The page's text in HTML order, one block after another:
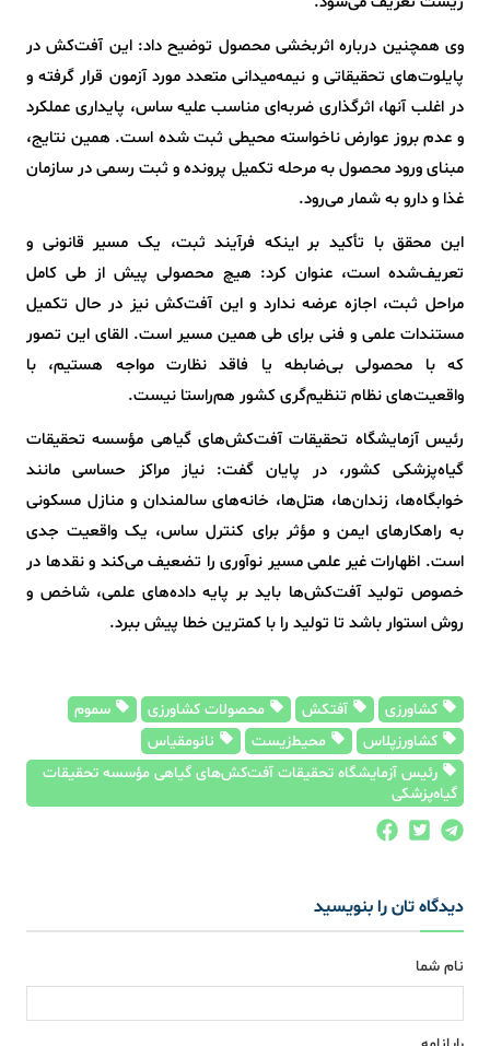
وی همچنین درباره اثربخشی محصول توضیح داد: این آفت‌کش در
پایلوت‌های تحقیقاتی و نیمه‌میدانی متعدد مورد آزمون قرار گرفته و
در اغلب آنها، اثرگذاری ضربه‌ای مناسب علیه ساس، پایداری عملکرد
و عدم بروز عوارض ناخواسته محیطی ثبت شده است. همین نتایج،
مبنای ورود محصول به مرحله تکمیل پرونده و ثبت رسمی در سازمان
غذا و دارو به شمار می‌رود.
این محقق با تأکید بر اینکه فرآیند ثبت، یک مسیر قانونی و
تعریف‌شده است، عنوان کرد: هیچ محصولی پیش از طی کامل
مراحل ثبت، اجازه عرضه ندارد و این آفت‌کش نیز در حال تکمیل
مستندات علمی و فنی برای طی همین مسیر است. القای این تصور
که با محصولی بی‌ضابطه یا فاقد نظارت مواجه هستیم، با
واقعیت‌های نظام تنظیم‌گری کشور هم‌راستا نیست.
رئیس آزمایشگاه تحقیقات آفت‌کش‌های گیاهی مؤسسه تحقیقات
گیاه‌پزشکی کشور، در پایان گفت: نیاز مراکز حساسی مانند
خوابگاه‌ها، زندان‌ها، هتل‌ها، خانه‌های سالمندان و منازل مسکونی
به راهکارهای ایمن و مؤثر برای کنترل ساس، یک واقعیت جدی
است. اظهارات غیر علمی مسیر نوآوری را تضعیف می‌کند و نقدها در
خصوص تولید آفت‌کش‌ها باید بر پایه داده‌های علمی، شاخص و
روش استوار باشد تا تولید را با کمترین خطا پیش ببرد.
کشاورزی آفتکش محصولات کشاورزی
سموم
کشاورزپلاس
محیط‌زیست
نانومقیاس
رئیس آزمایشگاه تحقیقات آفت‌کش‌های گیاهی مؤسسه تحقیقات
گیاه‌پزشکی
دیدگاه تان را بنویسید
نام شما